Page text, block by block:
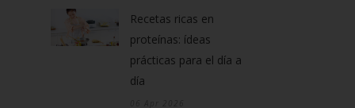
Recetas ricas en
proteínas: ídeas
prácticas para el día a
día